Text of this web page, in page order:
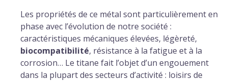
Les propriétés de ce métal sont particulièrement en
phase avec l’évolution de notre société :
caractéristiques mécaniques élevées, légèreté,
biocompatibilité, résistance à la fatigue et à la
corrosion… Le titane fait l’objet d’un engouement
dans la plupart des secteurs d’activité : loisirs de